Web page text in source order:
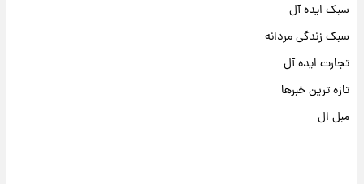
سبک ایده آل
سبک زندگی مردانه
تجارت ایده آل
تازه ترین خبرها
مبل ال